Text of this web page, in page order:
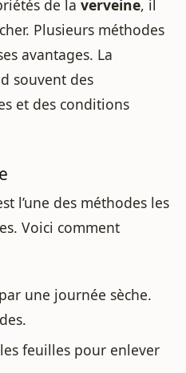
de la verveine, il
Plusieurs méthodes
avantages. La
souvent des
et des conditions
l’une des méthodes les
Voici comment
une journée sèche.
feuilles pour enlever